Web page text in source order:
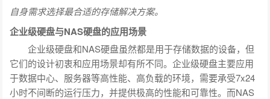
自身需求选择最合适的存储解决方案。
企业级硬盘与NAS硬盘的应用场景
企业级硬盘和NAS硬盘虽然都是用于存储数据的设备，但
它们的设计初衷和应用场景却有所不同。企业级硬盘主要应用
于数据中心、服务器等高性能、高负载的环境，需要承受7x24
小时不间断的运行压力，并提供极高的性能和可靠性。而NAS